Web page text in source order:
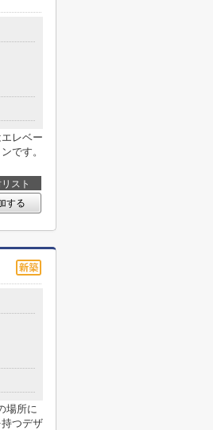
レベー
です。
スト
する
場所に
つデザ